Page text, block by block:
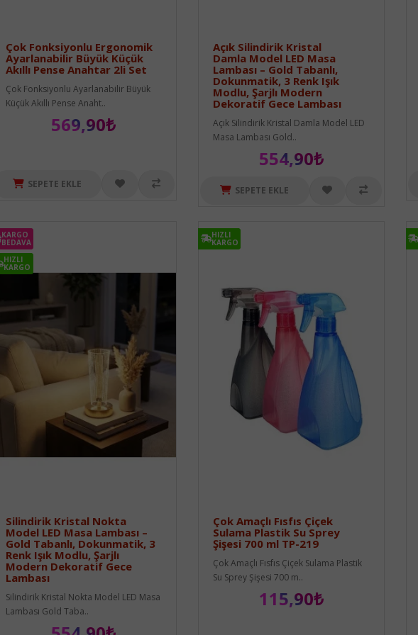
Çok Fonksiyonlu Ergonomik
Ayarlanabilir Büyük Küçük
Akıllı Pense Anahtar 2li Set
Çok Fonksiyonlu Ayarlanabilir Büyük
Küçük Akıllı Pense Anaht..
569,90₺
SEPETE EKLE
Açık Silindirik Kristal
Damla Model LED Masa
Lambası – Gold Tabanlı,
Dokunmatik, 3 Renk Işık
Modlu, Şarjlı Modern
Dekoratif Gece Lambası
Açık Silindirik Kristal Damla Model LED
Masa Lambası Gold..
554,90₺
SEPETE EKLE
KARGO
BEDAVA
HIZLI
KARGO
KARGO
BEDAVA
HIZLI
KARGO
Silindirik Kristal Nokta
Model LED Masa Lambası –
Gold Tabanlı, Dokunmatik, 3
Renk Işık Modlu, Şarjlı
Modern Dekoratif Gece
Lambası
Silindirik Kristal Nokta Model LED Masa
Lambası Gold Taba..
HIZLI
KARGO
HIZLI
KARGO
Çok Amaçlı Fısfıs Çiçek
Sulama Plastik Su Sprey
Şişesi 700 ml TP-219
Çok Amaçlı Fısfıs Çiçek Sulama Plastik
Su Sprey Şişesi 700 m..
115,90₺